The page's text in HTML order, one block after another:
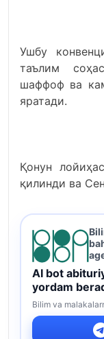
Ушбу
таълим
шаффоф ва
яратади.
Қонун
қилинди ва
AI bot
yordam
Bilim va